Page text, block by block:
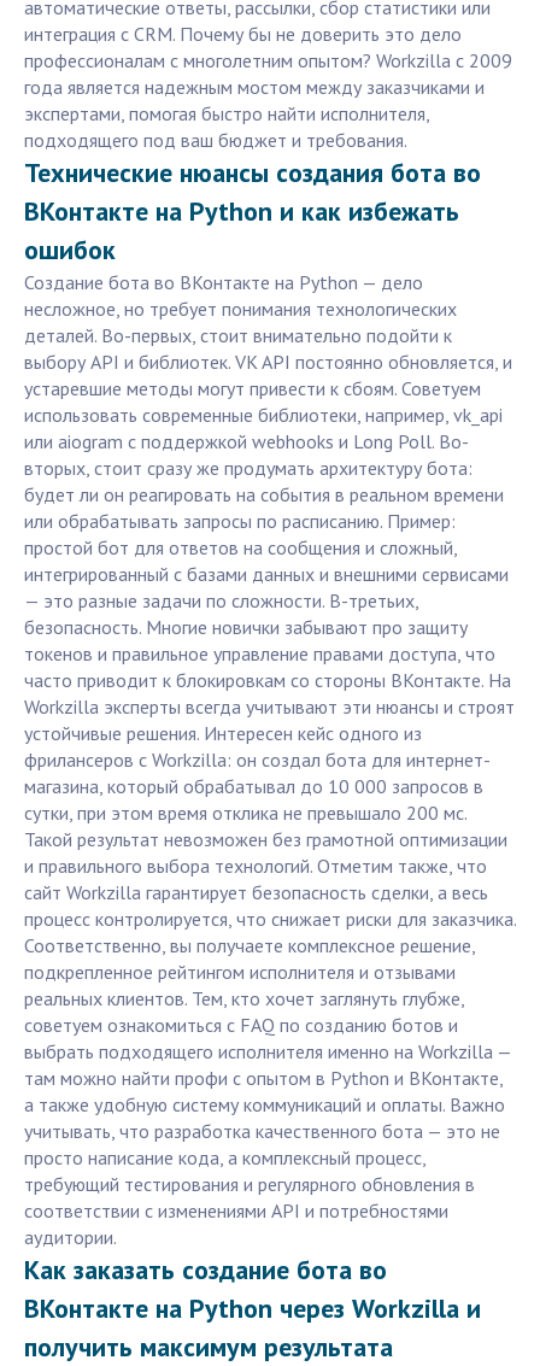
автоматические ответы, рассылки, сбор статистики или
интеграция с CRM. Почему бы не доверить это дело
профессионалам с многолетним опытом? Workzilla с 2009
года является надежным мостом между заказчиками и
экспертами, помогая быстро найти исполнителя,
подходящего под ваш бюджет и требования.
Технические нюансы создания бота во
ВКонтакте на Python и как избежать
ошибок
Создание бота во ВКонтакте на Python — дело
несложное, но требует понимания технологических
деталей. Во-первых, стоит внимательно подойти к
выбору API и библиотек. VK API постоянно обновляется, и
устаревшие методы могут привести к сбоям. Советуем
использовать современные библиотеки, например, vk_api
или aiogram с поддержкой webhooks и Long Poll. Во-
вторых, стоит сразу же продумать архитектуру бота:
будет ли он реагировать на события в реальном времени
или обрабатывать запросы по расписанию. Пример:
простой бот для ответов на сообщения и сложный,
интегрированный с базами данных и внешними сервисами
— это разные задачи по сложности. В-третьих,
безопасность. Многие новички забывают про защиту
токенов и правильное управление правами доступа, что
часто приводит к блокировкам со стороны ВКонтакте. На
Workzilla эксперты всегда учитывают эти нюансы и строят
устойчивые решения. Интересен кейс одного из
фрилансеров с Workzilla: он создал бота для интернет-
магазина, который обрабатывал до 10 000 запросов в
сутки, при этом время отклика не превышало 200 мс.
Такой результат невозможен без грамотной оптимизации
и правильного выбора технологий. Отметим также, что
сайт Workzilla гарантирует безопасность сделки, а весь
процесс контролируется, что снижает риски для заказчика.
Соответственно, вы получаете комплексное решение,
подкрепленное рейтингом исполнителя и отзывами
реальных клиентов. Тем, кто хочет заглянуть глубже,
советуем ознакомиться с FAQ по созданию ботов и
выбрать подходящего исполнителя именно на Workzilla —
там можно найти профи с опытом в Python и ВКонтакте,
а также удобную систему коммуникаций и оплаты. Важно
учитывать, что разработка качественного бота — это не
просто написание кода, а комплексный процесс,
требующий тестирования и регулярного обновления в
соответствии с изменениями API и потребностями
аудитории.
Как заказать создание бота во
ВКонтакте на Python через Workzilla и
получить максимум результата